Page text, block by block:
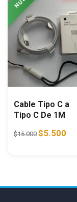
Cable Tipo C a
Tipo C De 1M
$15.000 Original
$5.500